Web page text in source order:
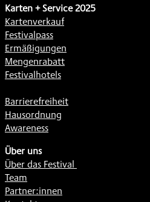
Karten + Service 2025
Kartenverkauf
Festivalpass
Ermäßigungen
Mengenrabatt
Festivalhotels
Barrierefreiheit
Hausordnung
Awareness
Über uns
Über das Festival
Team
Partner:innen